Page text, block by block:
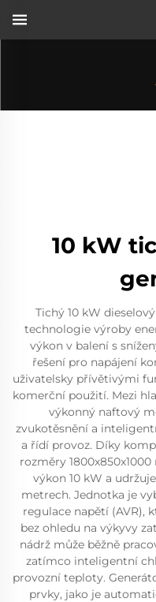
10 kW
Tichý 10 kW
technologie výroby
výkon v balení s
řešení pro napájení
uživatelsky přívětivými
komerční použití. Mezi
výkonný naftový
zvukotěsnění a
a řídí provoz. Díky
rozměry
výkon 10 kW a
metrech. Jednotka je
regulace napětí (AVR),
bez ohledu na výkyvy
nádrž může běžně
zatímco inteligentní
provozní teploty.
prvky, jako je